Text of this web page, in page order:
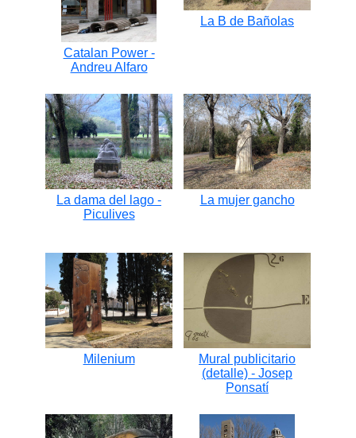
Catalan Power -
Andreu Alfaro
La B de Bañolas
La dama del lago -
Piculives
La mujer gancho
Milenium
Mural publicitario
(detalle) - Josep
Ponsatí